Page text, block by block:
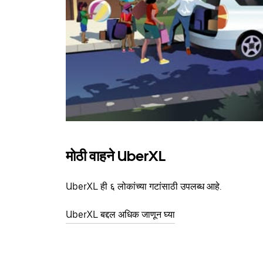
मोठी वाहने UberXL
UberXL ही ६ लोकांच्या गटांसाठी उपलब्ध आहे.
UberXL बद्दल अधिक जाणून घ्या